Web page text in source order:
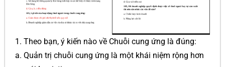
1. Theo bạn, ý kiến nào về Chuỗi cung ứng là đúng:
a. Quản trị chuỗi cung ứng là một khái niệm rộng hơn